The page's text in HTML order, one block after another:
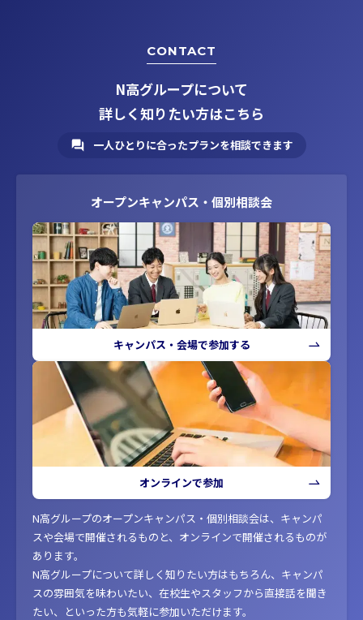
CONTACT
N高グループについて
詳しく知りたい方はこちら
一人ひとりに合ったプランを相談できます
オープンキャンパス・個別相談会
キャンパス・会場で参加する
オンラインで参加
N高グループのオープンキャンパス・個別相談会は、キャンパ
スや会場で開催されるものと、オンラインで開催されるものが
あります。
N高グループについて詳しく知りたい方はもちろん、キャンパ
スの雰囲気を味わいたい、在校生やスタッフから直接話を聞き
たい、といった方も気軽に参加いただけます。